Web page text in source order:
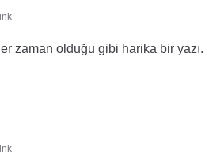
zaman olduğu gibi harika bir yazı.